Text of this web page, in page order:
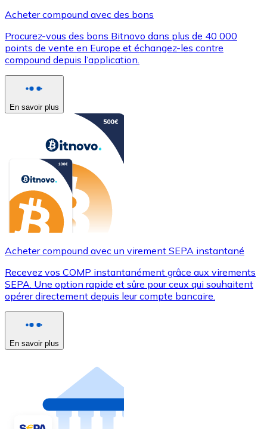
Acheter compound avec des bons
Procurez-vous des bons Bitnovo dans plus de 40 000
points de vente en Europe et échangez-les contre
compound depuis l’application.
En savoir plus
Acheter compound avec un virement SEPA instantané
Recevez vos COMP instantanément grâce aux virements
SEPA. Une option rapide et sûre pour ceux qui souhaitent
opérer directement depuis leur compte bancaire.
En savoir plus